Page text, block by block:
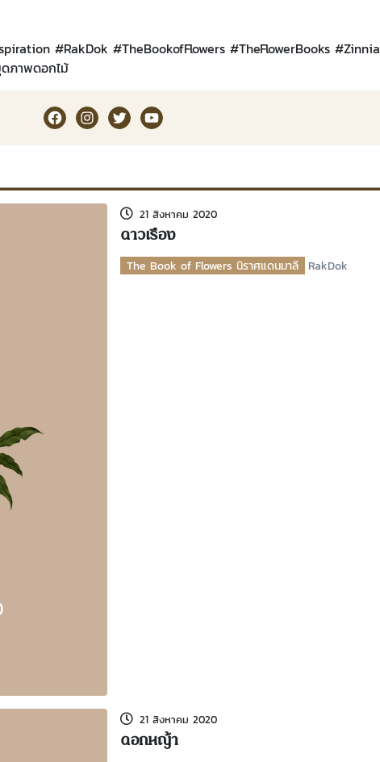
#RakDok #TheBookofFlowers #TheFlowerBooks #Zinnia
ภาพดอกไม้
RakDok Channel Facebook
RakDok Channel Instagram
RakDok Twitter
Rakdok Channel Youtube
21 สิงหาคม 2020
ดาวเรือง
The Book of Flowers นิราศแดนมาลี RakDok
21 สิงหาคม 2020
ดอกหญ้า